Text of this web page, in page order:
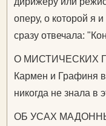
оперу, о которой я
сразу отвечала:
О МИСТИЧЕСКИХ
Кармен и Графиня
никогда не знала в
ОБ УСАХ МАДОННЫ.